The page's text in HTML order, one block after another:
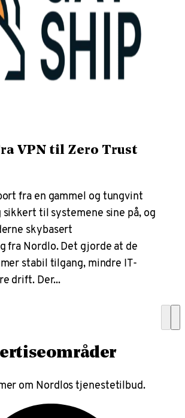
VPN til Zero Trust
fra en gammel og tungvint
sikkert til systemene sine på, og
skybasert
fra Nordlo. Det gjorde at de
stabil tilgang, mindre IT-
drift. Der...
om Nordlos tjenestetilbud.